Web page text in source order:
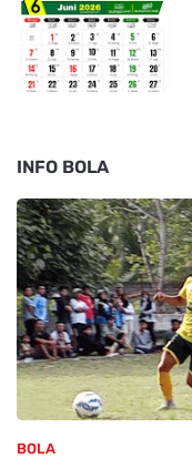
INFO BOLA
BOLA